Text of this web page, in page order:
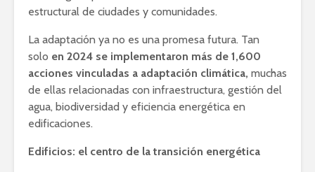
estructural de ciudades y comunidades.
La adaptación ya no es una promesa futura. Tan
solo en 2024 se implementaron más de 1,600
acciones vinculadas a adaptación climática, muchas
de ellas relacionadas con infraestructura, gestión del
agua, biodiversidad y eficiencia energética en
edificaciones.
Edificios: el centro de la transición energética